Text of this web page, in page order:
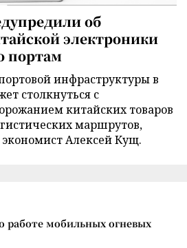
об
электроники
портам
инфраструктуры в
столкнуться с
китайских товаров
маршрутов,
Алексей Кущ.
работе мобильных огневых